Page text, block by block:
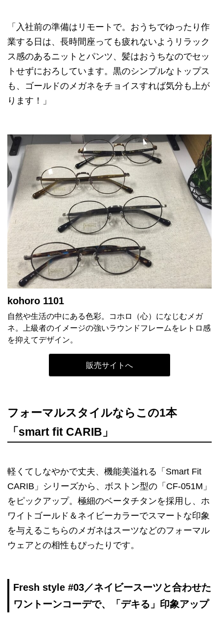
「入社前の準備はリモートで。おうちでゆったり作
業する日は、長時間座っても疲れないようリラック
ス感のあるニットとパンツ、髪はおうちなのでセッ
トせずにおろしています。黒のシンプルなトップス
も、ゴールドのメガネをチョイスすれば気分も上が
ります！」
kohoro 1101
自然や生活の中にある色彩。コホロ（心）になじむメガ
ネ。上級者のイメージの強いラウンドフレームをレトロ感
を抑えてデザイン。
販売サイトへ
フォーマルスタイルならこの1本
「smart fit CARIB」
軽くてしなやかで丈夫、機能美溢れる「Smart Fit
CARIB」シリーズから、ボストン型の「CF-051M」
をピックアップ。極細のベータチタンを採用し、ホ
ワイトゴールド＆ネイビーカラーでスマートな印象
を与えるこちらのメガネはスーツなどのフォーマル
ウェアとの相性もぴったりです。
Fresh style #03／ネイビースーツと合わせた
ワントーンコーデで、「デキる」印象アップ